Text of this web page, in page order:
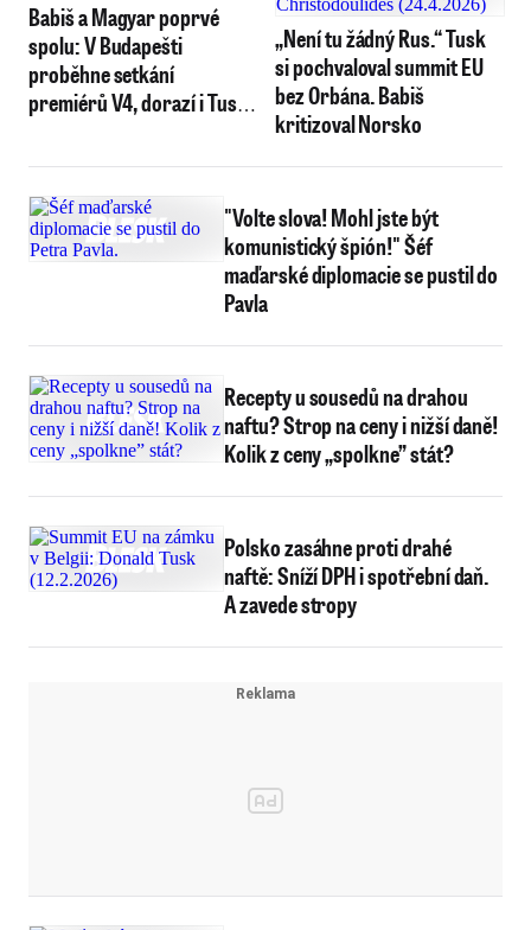
Babiš a Magyar poprvé
spolu: V Budapešti
proběhne setkání
premiérů V4, dorazí i Tusk
„Není tu žádný Rus.“ Tusk
si pochvaloval summit EU
bez Orbána. Babiš
kritizoval Norsko
"Volte slova! Mohl jste být
komunistický špión!" Šéf
maďarské diplomacie se pustil do
Pavla
Recepty u sousedů na drahou
naftu? Strop na ceny i nižší daně!
Kolik z ceny „spolkne” stát?
Polsko zasáhne proti drahé
naftě: Sníží DPH i spotřební daň.
A zavede stropy